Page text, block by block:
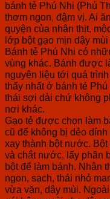
bánh tẻ Phú Nhi (Phú
thơm ngon, đậm vị. Ai
quyện của nhân thịt,
lớp bột gạo mịn dậy
Bánh tẻ Phú Nhi có
vùng khác. Bánh được
nguyên liệu tới quá
thấy nhất ở bánh tẻ
thái sợi dài chứ không
nơi khác.
Gạo tẻ được chọn làm
cũ để không bị dẻo
xay thành bột nước.
và chắt nước, lấy phần
bột để làm bánh. Nhân
ngon, sạch, thái nhỏ
vừa vặn, dậy mùi.